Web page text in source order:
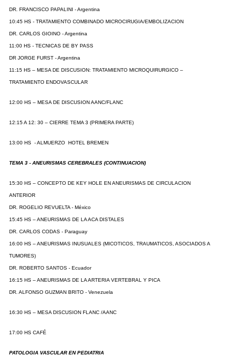
DR. FRANCISCO PAPALINI - Argentina
10:45 HS - TRATAMIENTO COMBINADO MICROCIRUGIA/EMBOLIZACION
DR. CARLOS GIOINO - Argentina
11:00 HS - TECNICAS DE BY PASS
DR JORGE FURST - Argentina
11:15 HS – MESA DE DISCUSION: TRATAMIENTO MICROQUIRURGICO –
TRATAMIENTO ENDOVASCULAR
12:00 HS – MESA DE DISCUSION AANC/FLANC
12:15 A 12: 30 – CIERRE TEMA 3 (PRIMERA PARTE)
13:00 HS - ALMUERZO HOTEL BREMEN
TEMA 3 - ANEURISMAS CEREBRALES (CONTINUACION)
15:30 HS – CONCEPTO DE KEY HOLE EN ANEURISMAS DE CIRCULACION
ANTERIOR
DR. ROGELIO REVUELTA - México
15:45 HS – ANEURISMAS DE LA ACA DISTALES
DR. CARLOS CODAS - Paraguay
16:00 HS – ANEURISMAS INUSUALES (MICOTICOS, TRAUMATICOS, ASOCIADOS A
TUMORES)
DR. ROBERTO SANTOS - Ecuador
16:15 HS – ANEURISMAS DE LA ARTERIA VERTEBRAL Y PICA
DR. ALFONSO GUZMAN BRITO - Venezuela
16:30 HS – MESA DISCUSION FLANC /AANC
17:00 HS CAFÉ
PATOLOGIA VASCULAR EN PEDIATRIA